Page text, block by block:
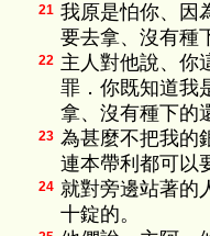
21 我原是怕你、因
要去拿、沒有種
22 主人對他說、你
罪．你既知道我
拿、沒有種下的
23 為甚麼不把我的
連本帶利都可以
24 就對旁邊站著的
十錠的。